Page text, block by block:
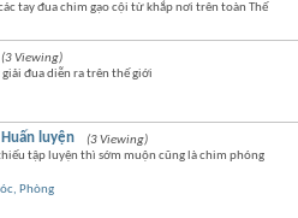
tay đua chim gạo cội từ khắp nơi trên toàn Thế
(3 Viewing)
đua diễn ra trên thế giới
Huấn luyện
(3 Viewing)
tập luyện thì sớm muộn cũng là chim phóng
Phòng